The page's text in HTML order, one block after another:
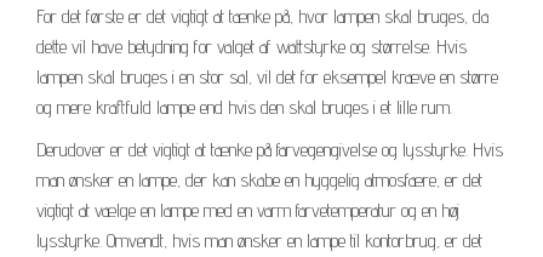
For det første er det vigtigt at tænke på, hvor lampen skal bruges, da
dette vil have betydning for valget af wattstyrke og størrelse. Hvis
lampen skal bruges i en stor sal, vil det for eksempel kræve en større
og mere kraftfuld lampe end hvis den skal bruges i et lille rum.
Derudover er det vigtigt at tænke på farvegengivelse og lysstyrke. Hvis
man ønsker en lampe, der kan skabe en hyggelig atmosfære, er det
vigtigt at vælge en lampe med en varm farvetemperatur og en høj
lysstyrke. Omvendt, hvis man ønsker en lampe til kontorbrug, er det